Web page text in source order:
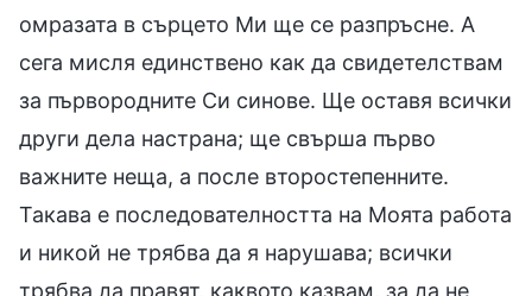
омразата в сърцето Ми ще се разпръсне. А
сега мисля единствено как да свидетелствам
за първородните Си синове. Ще оставя всички
други дела настрана; ще свърша първо
важните неща, а после второстепенните.
Такава е последователността на Моята работа
и никой не трябва да я нарушава; всички
трябва да правят, каквото казвам, за да не